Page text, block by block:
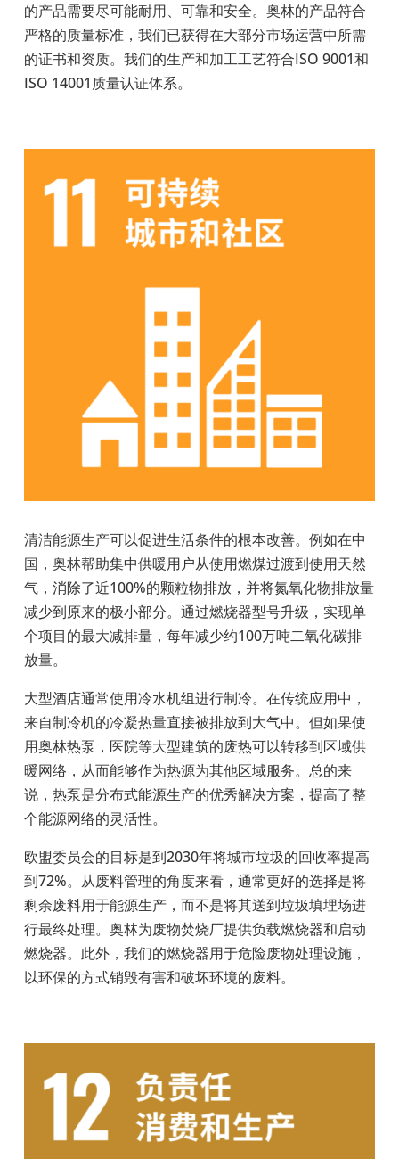
的产品需要尽可能耐用、可靠和安全。奥林的产品符合
严格的质量标准，我们已获得在大部分市场运营中所需
的证书和资质。我们的生产和加工工艺符合ISO 9001和
ISO 14001 质量认证体系。
清洁能源生产可以促进生活条件的根本改善。例如在中
国，奥林帮助集中供暖用户从使用燃煤过渡到使用天然
气，消除了近100%的颗粒物排放，并将氮氧化物排放量
减少到原来的极小部分。通过燃烧器型号升级，实现单
个项目的最大减排量，每年减少约100万吨二氧化碳排
放量。
大型酒店通常使用冷水机组进行制冷。在传统应用中，
来自制冷机的冷凝热量直接被排放到大气中。但如果使
用奥林热泵，医院等大型建筑的废热可以转移到区域供
暖网络，从而能够作为热源为其他区域服务。总的来
说，热泵是分布式能源生产的优秀解决方案，提高了整
个能源网络的灵活性。
欧盟委员会的目标是到2030年将城市垃圾的回收率提高
到72%。从废料管理的角度来看，通常更好的选择是将
剩余废料用于能源生产，而不是将其送到垃圾填埋场进
行最终处理。奥林为废物焚烧厂提供负载燃烧器和启动
燃烧器。此外，我们的燃烧器用于危险废物处理设施，
以环保的方式销毁有害和破坏环境的废料。